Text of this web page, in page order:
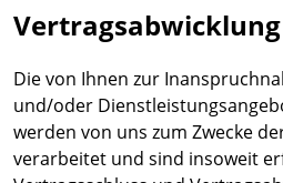
Vertragsabwicklung
Die von Ihnen zur
und/oder
werden von uns zum Zwecke
verarbeitet und sind insoweit